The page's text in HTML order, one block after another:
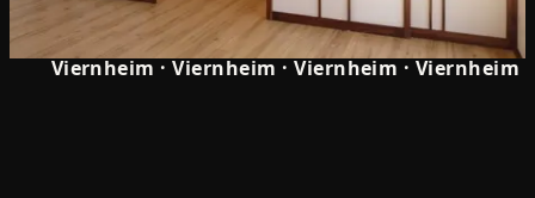
5.0
Viernheim ·Viernheim ·Viernheim · Viernheim